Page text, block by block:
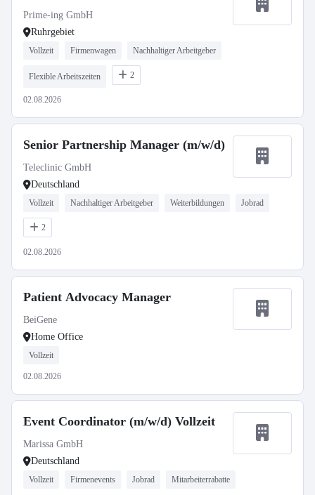
Prime-ing GmbH
Ruhrgebiet
Vollzeit Firmenwagen Nachhaltiger Arbeitgeber
Flexible Arbeitszeiten 2
02.08.2026
Senior Partnership Manager (m/w/d)
Teleclinic GmbH
Deutschland
Vollzeit Nachhaltiger Arbeitgeber Weiterbildungen Jobrad
2
02.08.2026
Patient Advocacy Manager
BeiGene
Home Office
Vollzeit
02.08.2026
Event Coordinator (m/w/d) Vollzeit
Marissa GmbH
Deutschland
Vollzeit Firmenevents Jobrad Mitarbeiterrabatte